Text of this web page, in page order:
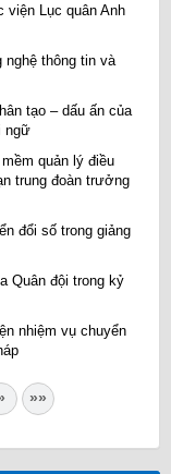
viện Lục quân Anh
nghệ thông tin và
tạo – dấu ấn của
ngữ
quản lý điều
trung đoàn trưởng
đổi số trong giảng
Quân đội trong kỷ
nhiệm vụ chuyển
»»